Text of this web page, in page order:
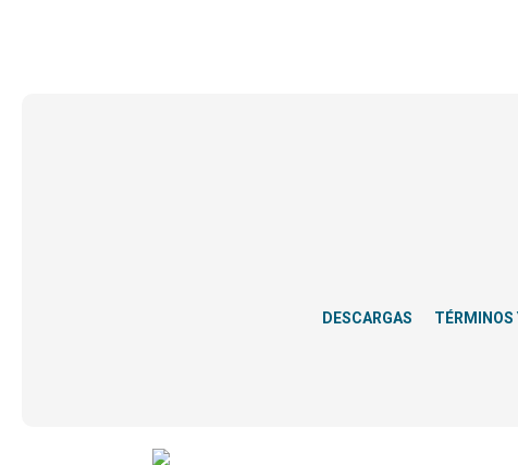
DESCARGAS TÉRMINOS